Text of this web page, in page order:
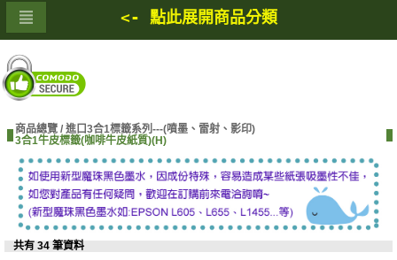
<- 點此展開商品分類
商品總覽 / 進口3合1標籤系列---(噴墨、雷射、影印)
3合1牛皮標籤(咖啡牛皮紙質)(H)
共有 34 筆資料